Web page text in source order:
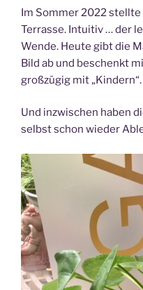
Im Sommer 2022
Terrasse. Intuitiv … der
Wende. Heute gibt die
Bild ab und beschenkt
großzügig mit „Kindern“.
Und inzwischen haben
selbst schon wieder